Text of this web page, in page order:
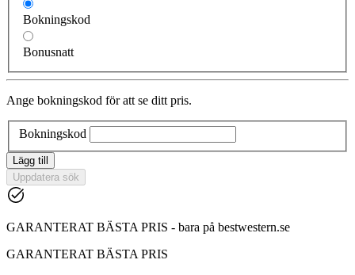
Bokningskod
Bonusnatt
Ange bokningskod för att se ditt pris.
Bokningskod
Lägg till
Uppdatera sök
GARANTERAT BÄSTA PRIS - bara på bestwestern.se
GARANTERAT BÄSTA PRIS